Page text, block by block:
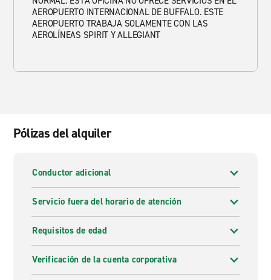
AEROPUERTO INTERNACIONAL DE BUFFALO. ESTE
AEROPUERTO TRABAJA SOLAMENTE CON LAS
AEROLÍNEAS SPIRIT Y ALLEGIANT
Pólizas del alquiler
Conductor adicional
Servicio fuera del horario de atención
Requisitos de edad
Verificación de la cuenta corporativa